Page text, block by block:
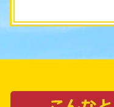
調査を実施し、最
熟練スタッフが在
一戸建てやマン